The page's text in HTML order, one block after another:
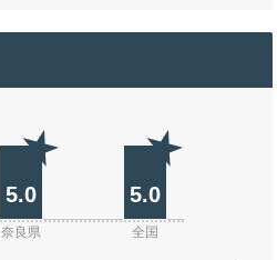
5.0 5.0
奈良県 全国